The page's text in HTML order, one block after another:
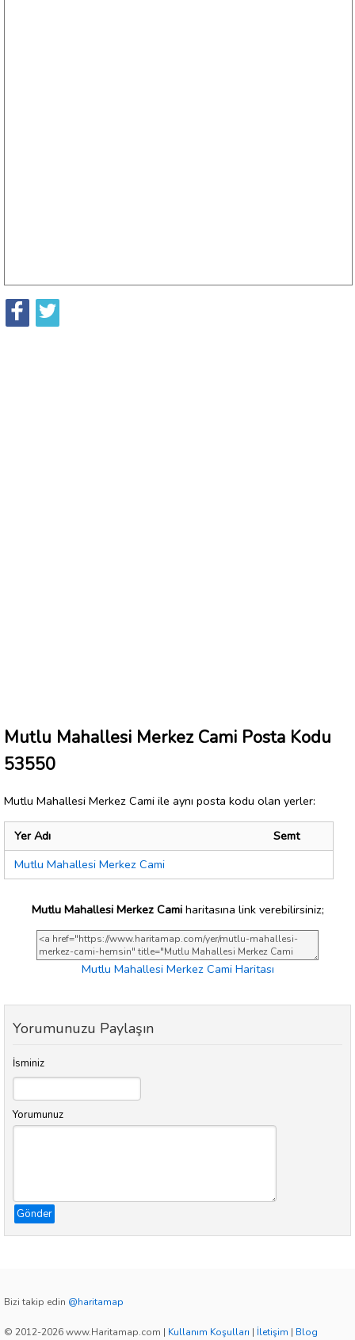
Mutlu Mahallesi Merkez Cami Posta Kodu
53550
Mutlu Mahallesi Merkez Cami ile aynı posta kodu olan yerler:
Yer Adı
Semt
Mutlu Mahallesi Merkez Cami
Mutlu Mahallesi Merkez Camiharitasına link verebilirsiniz;
Mutlu Mahallesi Merkez Cami Haritası
Yorumunuzu Paylaşın
İsminiz
Yorumunuz
Gönder
Bizi takip edin @haritamap
© 2012-2026 www.Haritamap.com | Kullanım Koşulları | İletişim | Blog